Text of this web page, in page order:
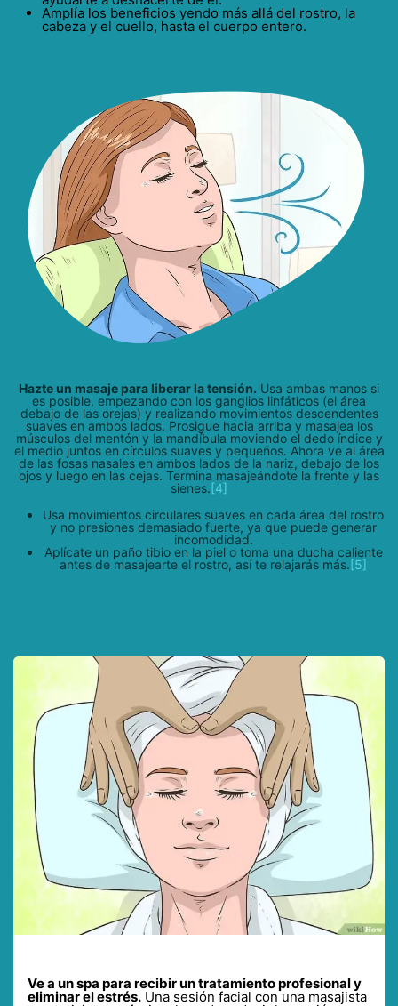
Amplía los beneficios yendo más allá del rostro, la
cabeza y el cuello, hasta el cuerpo entero.
Hazte un masaje para liberar la tensión. Usa ambas manos si
es posible, empezando con los ganglios linfáticos (el área
debajo de las orejas) y realizando movimientos descendentes
suaves en ambos lados. Prosigue hacia arriba y masajea los
músculos del mentón y la mandíbula moviendo el dedo índice y
el medio juntos en círculos suaves y pequeños. Ahora ve al área
de las fosas nasales en ambos lados de la nariz, debajo de los
ojos y luego en las cejas. Termina masajeándote la frente y las
sienes.[4]
Usa movimientos circulares suaves en cada área del rostro
y no presiones demasiado fuerte, ya que puede generar
incomodidad.
Aplícate un paño tibio en la piel o toma una ducha caliente
antes de masajearte el rostro, así te relajarás más.[5]
Ve a un spa para recibir un tratamiento profesional y
eliminar el estrés. Una sesión facial con una masajista